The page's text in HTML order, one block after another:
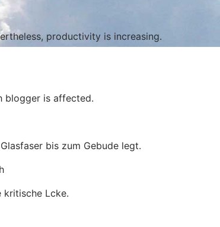
productivity is increasing.
blogger is affected.
bis zum Gebude legt.
kritische Lcke.